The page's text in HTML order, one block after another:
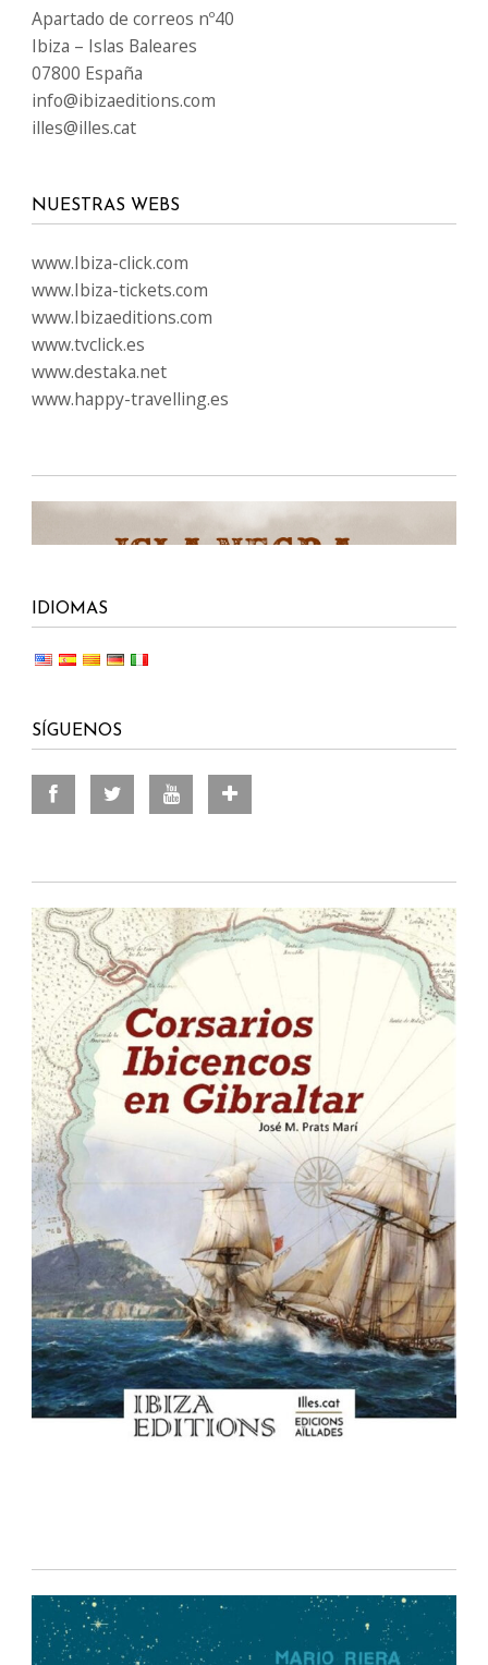
Apartado de correos nº40
Ibiza – Islas Baleares
07800 España
info@ibizaeditions.com
illes@illes.cat
NUESTRAS WEBS
www.Ibiza-click.com
www.Ibiza-tickets.com
www.Ibizaeditions.com
www.tvclick.es
www.destaka.net
www.happy-travelling.es
IDIOMAS
SÍGUENOS